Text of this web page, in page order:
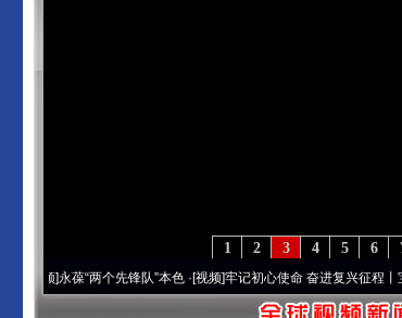
6
5
4
3
2
1
永葆“两个先锋队”本色·[视频]牢记初心使命 奋进复兴征程丨宝塔山下好